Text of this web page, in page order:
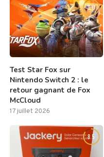
8.0
Test Star Fox sur
Nintendo Switch 2 : le
retour gagnant de Fox
McCloud
17 juillet 2026
8.5